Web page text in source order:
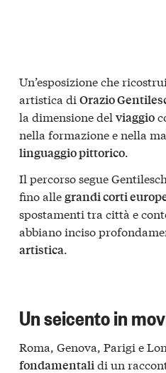
Un’esposizione che
artistica di Orazio
la dimensione del viaggio
nella formazione e nella
linguaggio pittorico.
Il percorso segue
fino allegrandi corti
spostamenti tra città e
abbiano inciso
artistica.
Un seicento in
Roma, Genova, Parigi e
fondamentalidi un